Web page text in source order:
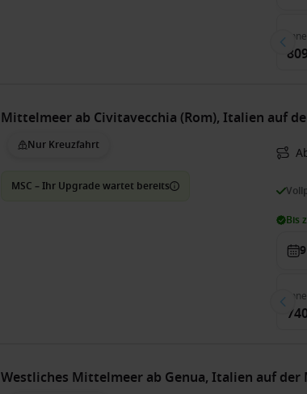
Mittelmeer ab Civitavecchia (Rom), Italien auf
Nur Kreuzfahrt
MSC – Ihr Upgrade wartet bereits
Bis
Westliches Mittelmeer ab Genua, Italien auf der